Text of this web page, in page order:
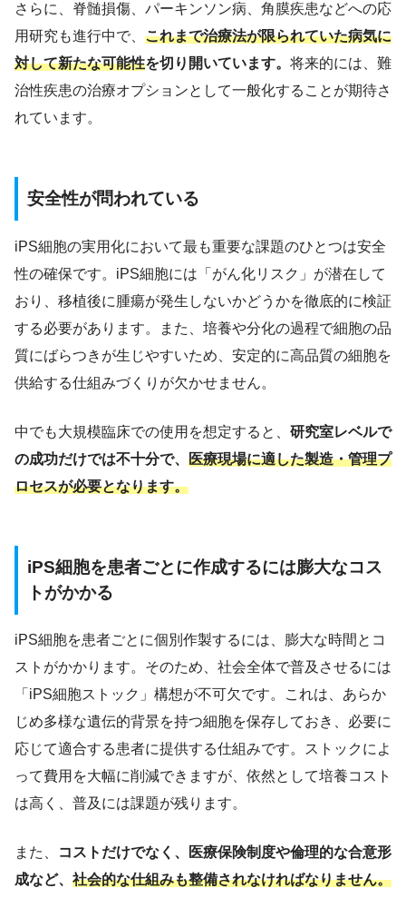
さらに、脊髄損傷、パーキンソン病、角膜疾患などへの応
用研究も進行中で、 これまで治療法が限られていた病気に
対して新たな可能性を切り開いています。 将来的には、難
治性疾患の治療オプションとして一般化することが期待さ
れています。
安全性が問われている
iPS細胞の実用化において最も重要な課題のひとつは安全
性の確保です。iPS細胞には「がん化リスク」が潜在して
おり、移植後に腫瘍が発生しないかどうかを徹底的に検証
する必要があります。また、培養や分化の過程で細胞の品
質にばらつきが生じやすいため、安定的に高品質の細胞を
供給する仕組みづくりが欠かせません。
中でも大規模臨床での使用を想定すると、 研究室レベルで
の成功だけでは不十分で、 医療現場に適した製造・管理プ
ロセスが必要となります。
iPS細胞を患者ごとに作成するには膨大なコス
トがかかる
iPS細胞を患者ごとに個別作製するには、膨大な時間とコ
ストがかかります。そのため、社会全体で普及させるには
「iPS細胞ストック」構想が不可欠です。これは、あらか
じめ多様な遺伝的背景を持つ細胞を保存しておき、必要に
応じて適合する患者に提供する仕組みです。ストックによ
って費用を大幅に削減できますが、依然として培養コスト
は高く、普及には課題が残ります。
また、
コストだけでなく、医療保険制度や倫理的な合意形
成など、 社会的な仕組みも整備されなければなりません。